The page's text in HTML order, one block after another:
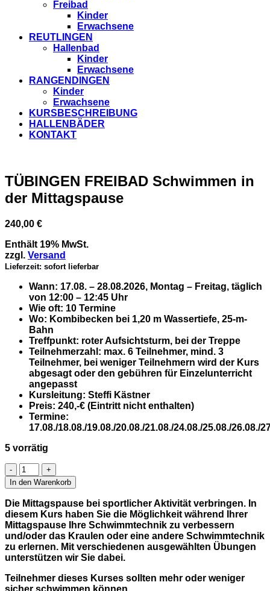
Freibad
Kinder
Erwachsene
REUTLINGEN
Hallenbad
Kinder
Erwachsene
RANGENDINGEN
Kinder
Erwachsene
KURSBESCHREIBUNG
HALLENBÄDER
KONTAKT
TÜBINGEN FREIBAD Schwimmen in
der Mittagspause
240,00 €
Enthält 19% MwSt.
zzgl. Versand
Lieferzeit: sofort lieferbar
Wann: 17.08. – 28.08.2026, Montag – Freitag, täglich
von 12:00 – 12:45 Uhr
Wie oft: 10 Termine
Wo: Kombibecken bei 1,20 m Wassertiefe, 25-m-
Bahn
Treffpunkt: roter Aufsichtsturm, bei der Treppe
Teilnehmerzahl: max. 6 Teilnehmer, mind. 3
Teilnehmer, bei weniger Teilnehmern wird der Kurs
abgesagt oder den gebühren für Einzelunterricht
angepasst
Kursleitung: Steffi Kästner
Preis: 240,-€ (Eintritt nicht enthalten)
Termine:
17.08./18.08./19.08./20.08./21.08./24.08./25.08./26.08./
5 vorrätig
TÜBINGEN
FREIBAD
Schwimmen
in
der
Mittagspause
Menge
In den Warenkorb
Die Mittagspause bei sportlicher Aktivität verbringen. In
diesem Kurs haben Sie die Möglichkeit während Ihrer
Mittagspause Ihre Schwimmtechnik zu verbessern
und/oder das Kraulen oder eine andere Schwimmtechnik
zu erlernen. Mit verschiedenen ausgewählten Übungen
unterstützen wir Sie dabei.
Teilnehmer dieses Kurses sollten mehr oder weniger
sicher schwimmen können.